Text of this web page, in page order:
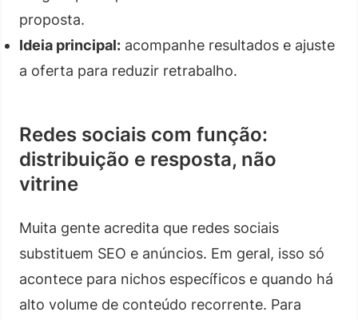
proposta.
Ideia principal: acompanhe resultados e ajuste
a oferta para reduzir retrabalho.
Redes sociais com função:
distribuição e resposta, não
vitrine
Muita gente acredita que redes sociais
substituem SEO e anúncios. Em geral, isso só
acontece para nichos específicos e quando há
alto volume de conteúdo recorrente. Para